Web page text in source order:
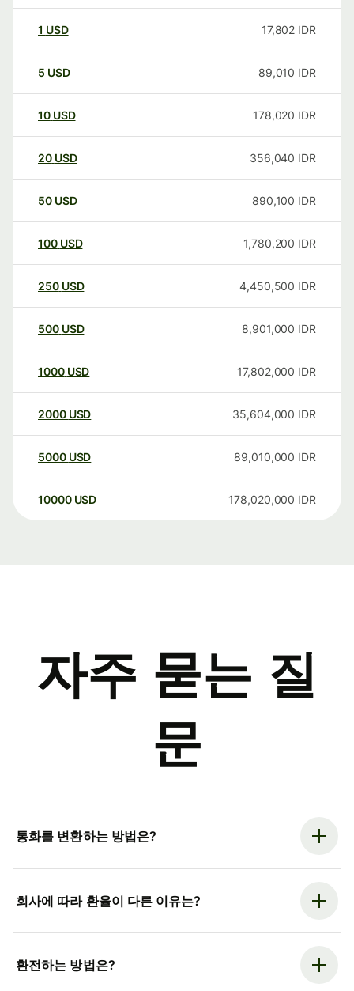
1 USD 17,802 IDR
5 USD 89,010 IDR
10 USD 178,020 IDR
20 USD 356,040 IDR
50 USD 890,100 IDR
100 USD 1,780,200 IDR
250 USD 4,450,500 IDR
500 USD 8,901,000 IDR
1000 USD 17,802,000 IDR
2000 USD 35,604,000 IDR
5000 USD 89,010,000 IDR
10000 USD 178,020,000 IDR
자주 묻는 질
문
통화를 변환하는 방법은?
회사에 따라 환율이 다른 이유는?
환전하는 방법은?